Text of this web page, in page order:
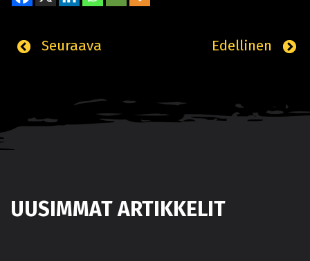
Edellinen
Seuraava
UUSIMMAT ARTIKKELIT